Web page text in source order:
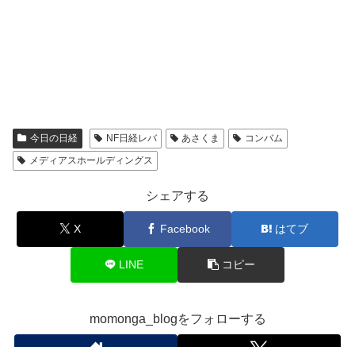
今日の日経 NF日経レバ あさくま
コンバム
メディアスホールディングス
シェアする
X Facebook はてブ
LINE コピー
momonga_blogをフォローする